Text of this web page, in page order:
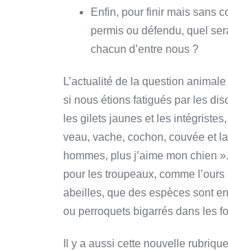
Enfin, pour finir mais sans
permis ou défendu, quel
chacun d’entre nous ?
L’actualité de la question
si nous étions fatigués par les
les gilets jaunes et les
veau, vache, cochon, couvée et
hommes, plus j’aime mon chien
pour les troupeaux, comme
abeilles, que des espèces sont
ou perroquets bigarrés dans les
Il y a aussi cette nouvelle